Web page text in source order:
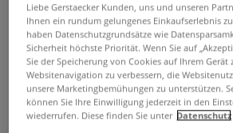
Clairefontaine
"Cristal"
0 Bewertungen
Liebe Gerstaecker Kunden, uns und unseren
Ihnen ein rundum gelungenes Einkaufserlebnis
haben Datenschutzgrundsätze wie
Sicherheit höchste Priorität. Wenn Sie auf
Sie der Speicherung von Cookies auf Ihrem Gerät
Websitenavigation zu verbessern, die
unsere Marketingbemühungen zu unterstützen.
können Sie Ihre Einwilligung jederzeit in den
wiederrufen. Diese finden Sie unter Datenschutz